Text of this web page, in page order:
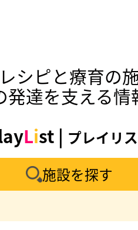
シピと療育の
発達を支える情
List | プレイリ
施設を探す